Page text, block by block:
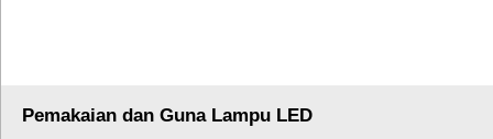
Pemakaian dan Guna Lampu LED